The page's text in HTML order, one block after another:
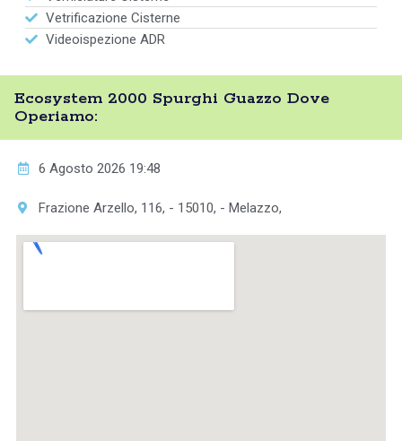
Vetrificazione Cisterne
Videoispezione ADR
Ecosystem 2000 Spurghi Guazzo Dove
Operiamo:
6 Agosto 2026 19:48
Frazione Arzello, 116, - 15010, - Melazzo,